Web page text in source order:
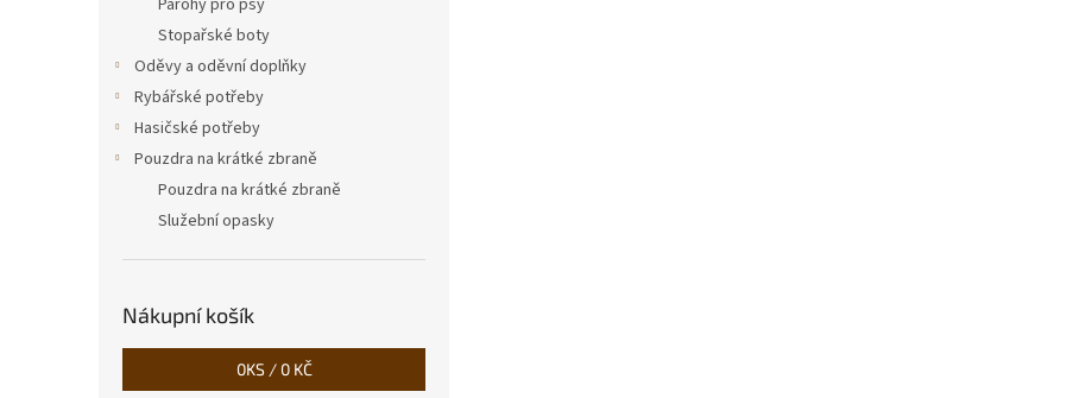
Parohy pro psy
Stopařské boty
Oděvy a oděvní doplňky
Rybářské potřeby
Hasičské potřeby
Pouzdra na krátké zbraně
Pouzdra na krátké zbraně
Služební opasky
Nákupní košík
0KS / 0 KČ